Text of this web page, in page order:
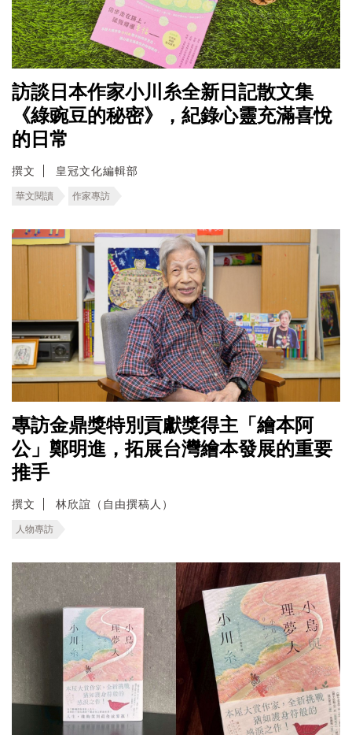
訪談日本作家小川糸全新日記散文集
《綠豌豆的秘密》，紀錄心靈充滿喜悅
的日常
撰文 皇冠文化編輯部
華文閱讀 作家專訪
專訪金鼎獎特別貢獻獎得主「繪本阿
公」鄭明進，拓展台灣繪本發展的重要
推手
撰文 林欣誼（自由撰稿人）
人物專訪